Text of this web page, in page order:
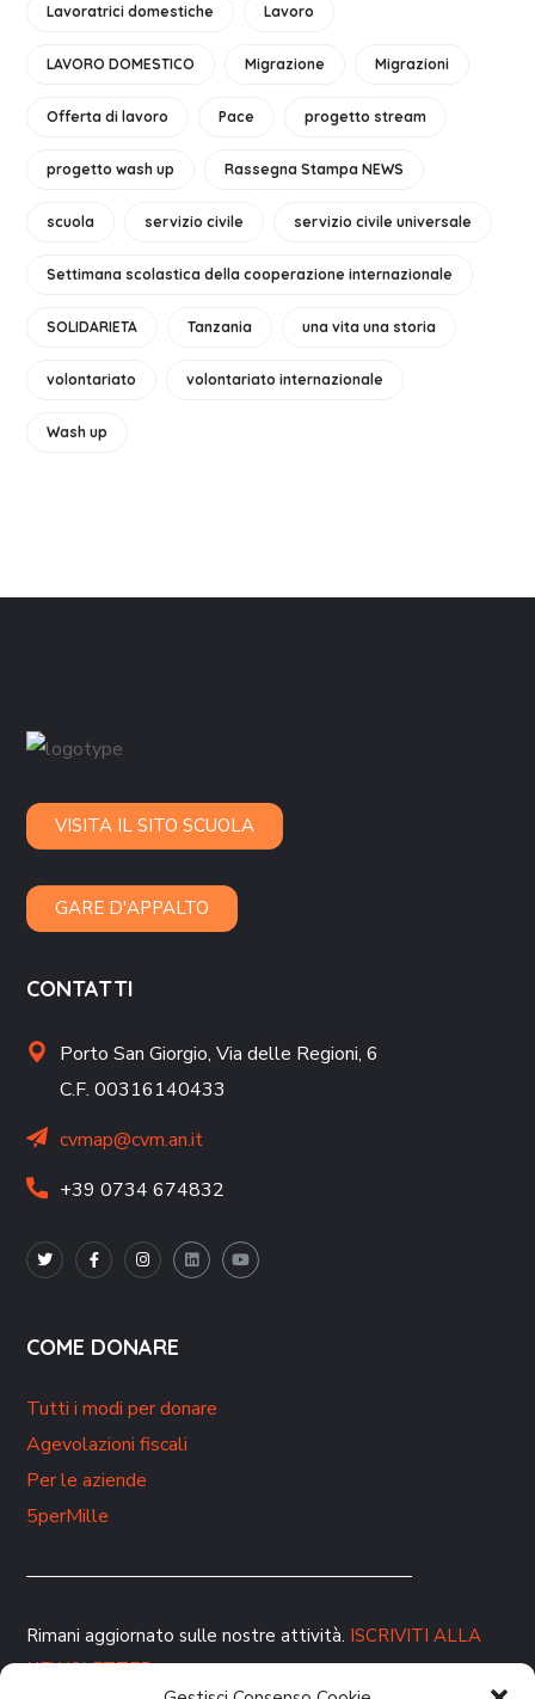
Lavoratrici domestiche Lavoro
LAVORO DOMESTICO Migrazione Migrazioni
Offerta di lavoro Pace progetto stream
progetto wash up Rassegna Stampa NEWS
scuola servizio civile servizio civile universale
Settimana scolastica della cooperazione internazionale
SOLIDARIETA Tanzania una vita una storia
volontariato volontariato internazionale
Wash up
VISITA IL SITO SCUOLA
GARE D'APPALTO
CONTATTI
Porto San Giorgio,Via delle Regioni, 6
C.F. 00316140433
cvmap@cvm.an.it
+39 0734 674832
COME DONARE
Tutti i modi per donare
Agevolazioni fiscali
Per le aziende
5perMille
Rimani aggiornato sulle nostre attività. ISCRIVITI ALLA
NEWSLETTER